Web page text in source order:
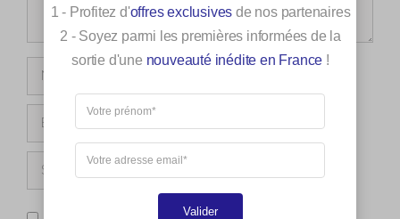
Enregistrer mon nom, mon e-mail et mon site dans le
1 - Profitez d'offres exclusives de nos partenaires
2 - Soyez parmi les premières informées de la
sortie d'une nouveauté inédite en France !
Valider